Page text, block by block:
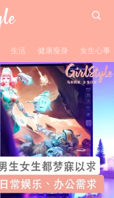
生活 健康瘦身 女生心事